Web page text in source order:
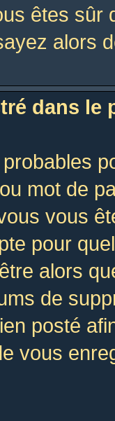
êtes sûr
alors
dans le
mot de
vous
pour
alors
de
posté
vous